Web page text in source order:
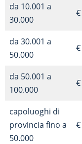
da 10.001 a
30.000
da 30.001 a
50.000
da 50.001 a
100.000
capoluoghi di
provincia fino a
50.000